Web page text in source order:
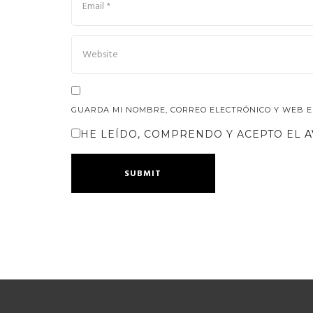
GUARDA MI NOMBRE, CORREO ELECTRÓNICO Y WEB
HE LEÍDO, COMPRENDO Y ACEPTO EL